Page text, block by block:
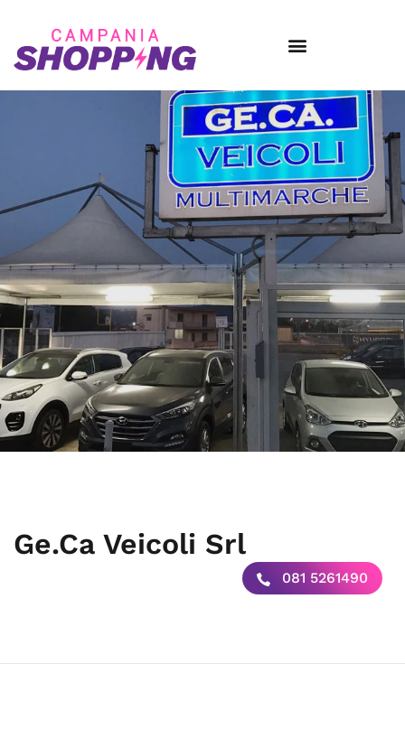
Ge.Ca Veicoli Srl
081 5261490